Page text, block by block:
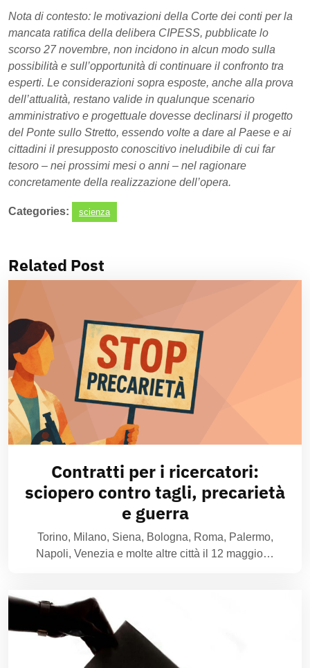
Nota di contesto: le motivazioni della Corte dei conti per la
mancata ratifica della delibera CIPESS, pubblicate lo
scorso 27 novembre, non incidono in alcun modo sulla
possibilità e sull’opportunità di continuare il confronto tra
esperti. Le considerazioni sopra esposte, anche alla prova
dell’attualità, restano valide in qualunque scenario
amministrativo e progettuale dovesse declinarsi il progetto
del Ponte sullo Stretto, essendo volte a dare al Paese e ai
cittadini il presupposto conoscitivo ineludibile di cui far
tesoro – nei prossimi mesi o anni – nel ragionare
concretamente della realizzazione dell’opera.
Categories: scienza
Related Post
Contratti per i ricercatori:
sciopero contro tagli, precarietà
e guerra
Torino, Milano, Siena, Bologna, Roma, Palermo,
Napoli, Venezia e molte altre città il 12 maggio…